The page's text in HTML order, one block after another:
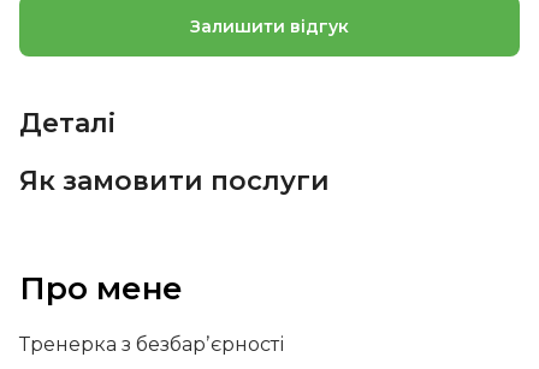
Про мене
Тренерка з безбарʼєрності
Залишити відгук
Деталі
Як замовити послуги